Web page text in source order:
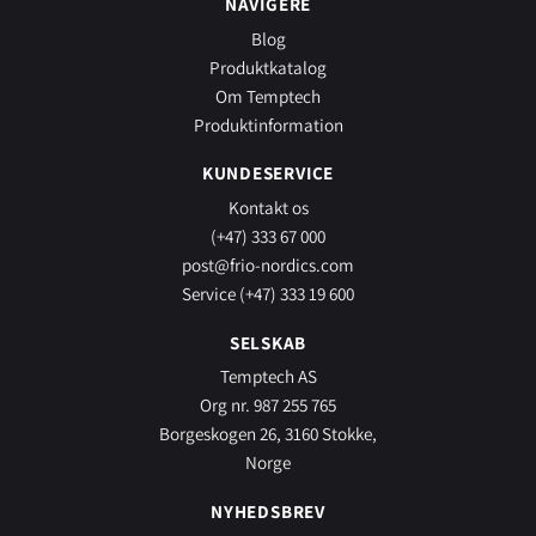
Blog
Produktkatalog
Om Temptech
Produktinformation
KUNDESERVICE
Kontakt os
(+47) 333 67 000
post@frio-nordics.com
Service (+47) 333 19 600
SELSKAB
Temptech AS
Org nr. 987 255 765
Borgeskogen 26, 3160 Stokke,
Norge
NYHEDSBREV